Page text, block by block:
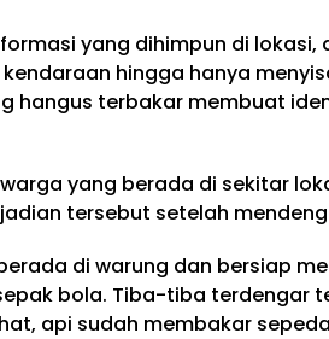
yang dihimpun di
hingga hanya
hangus terbakar membuat
yang berada di sekitar
tersebut setelah
di warung dan bersiap
bola. Tiba-tiba terdengar
api sudah membakar